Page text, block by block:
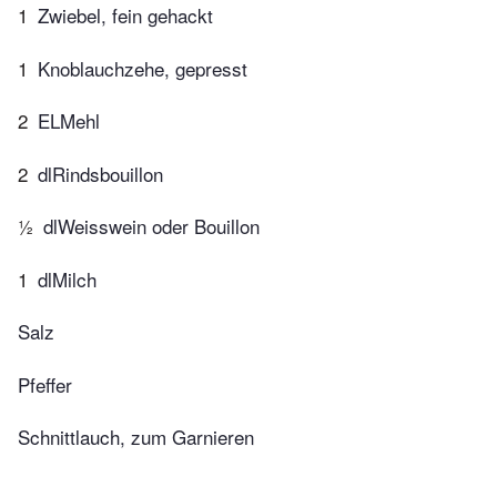
1 Zwiebel, fein gehackt
1 Knoblauchzehe, gepresst
2 ELMehl
2 dlRindsbouillon
½ dlWeisswein oder Bouillon
1 dlMilch
Salz
Pfeffer
Schnittlauch, zum Garnieren